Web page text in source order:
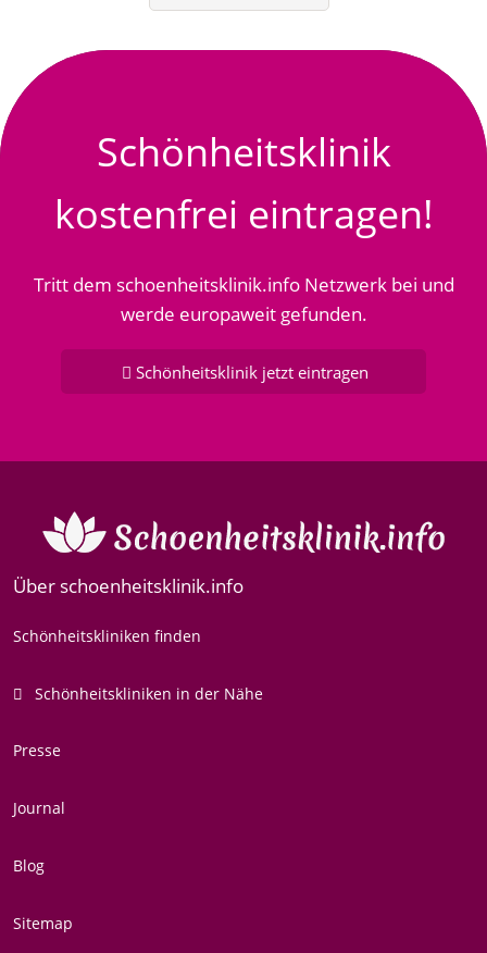
Schönheitsklinik
kostenfrei eintragen!
Tritt dem schoenheitsklinik.info Netzwerk bei und
werde europaweit gefunden.
Schönheitsklinik jetzt eintragen
Über schoenheitsklinik.info
Schönheitskliniken finden
Schönheitskliniken in der Nähe
Presse
Journal
Blog
Sitemap